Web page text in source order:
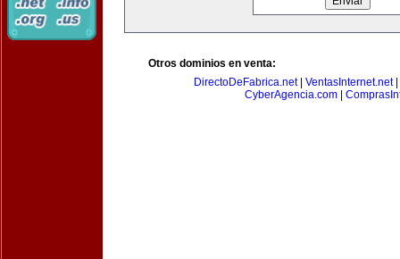
Otros dominios en venta:
DirectoDeFabrica.net| VentasInternet.net|
CyberAgencia.com